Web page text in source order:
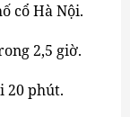
cổ Hà Nội.
2,5 giờ.
20 phút.